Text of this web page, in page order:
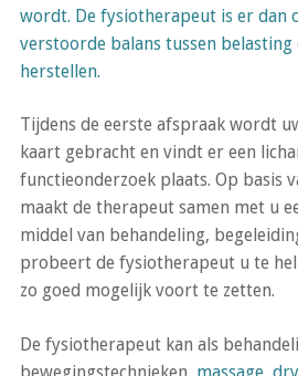
wordt. De fysiotherapeut is er dan
verstoorde balans tussen
herstellen.
Tijdens de eerste afspraak wordt
kaart gebracht en vindt er een
functieonderzoek plaats. Op basis
maakt de therapeut samen met u
middel van behandeling,
probeert de fysiotherapeut u te
zo goed mogelijk voort te zetten.
De fysiotherapeut kan als